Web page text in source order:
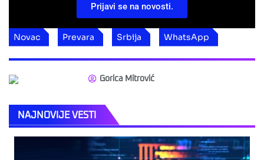
Prijavi se na novosti.
Novac Prevara Srbija WhatsApp
Gorica Mitrović
NAJNOVIJE VESTI